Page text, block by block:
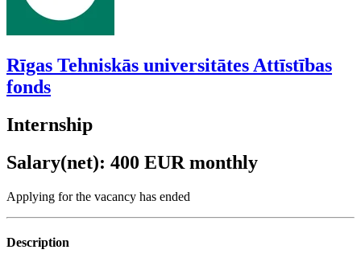
Rīgas Tehniskās universitātes Attīstības
fonds
Internship
Salary(net): 400 EUR monthly
Applying for the vacancy has ended
Description